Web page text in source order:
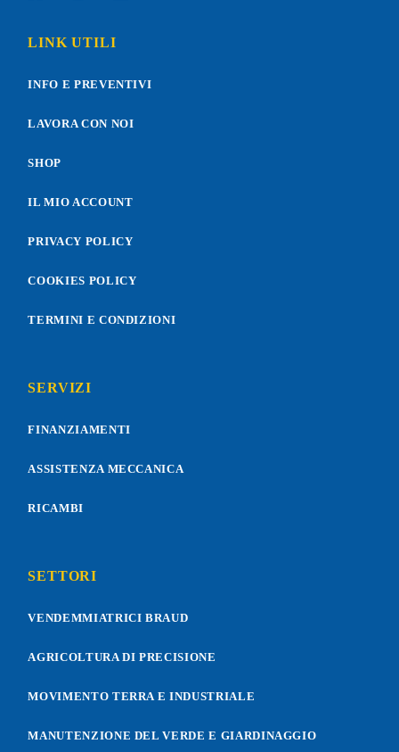
LINK UTILI
INFO E PREVENTIVI
LAVORA CON NOI
SHOP
IL MIO ACCOUNT
PRIVACY POLICY
COOKIES POLICY
TERMINI E CONDIZIONI
SERVIZI
FINANZIAMENTI
ASSISTENZA MECCANICA
RICAMBI
SETTORI
VENDEMMIATRICI BRAUD
AGRICOLTURA DI PRECISIONE
MOVIMENTO TERRA E INDUSTRIALE
MANUTENZIONE DEL VERDE E GIARDINAGGIO